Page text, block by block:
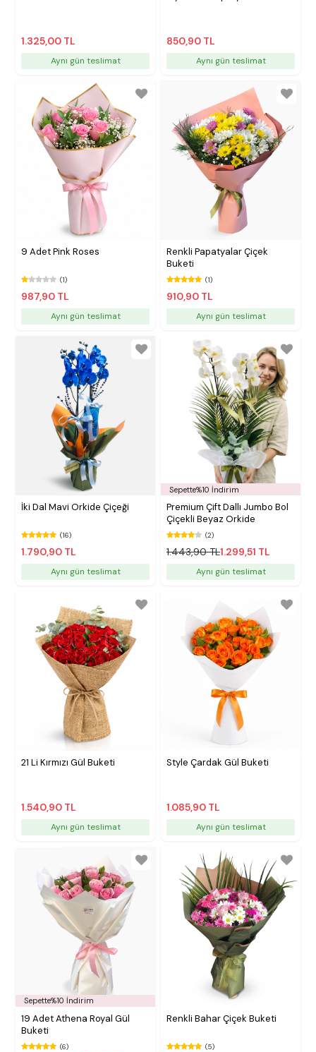
1.325,00 TL
Aynı gün teslimat
850,90 TL
Aynı gün teslimat
9 Adet Pink Roses
(1)
987,90 TL
Aynı gün teslimat
Renkli Papatyalar Çiçek
Buketi
(1)
910,90 TL
Aynı gün teslimat
İki Dal Mavi Orkide Çiçeği
(16)
1.790,90 TL
Aynı gün teslimat
Sepette%10 İndirim
Premium Çift Dallı Jumbo Bol
Çiçekli Beyaz Orkide
(2)
1.443,90 TL1.299,51 TL
Aynı gün teslimat
21 Li Kırmızı Gül Buketi
1.540,90 TL
Aynı gün teslimat
Style Çardak Gül Buketi
1.085,90 TL
Aynı gün teslimat
Sepette%10 İndirim
19 Adet Athena Royal Gül
Buketi
(6)
Renkli Bahar Çiçek Buketi
(5)